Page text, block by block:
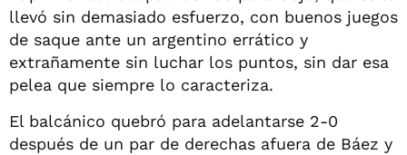
llevó sin demasiado esfuerzo, con buenos juegos
de saque ante un argentino errático y
extrañamente sin luchar los puntos, sin dar esa
pelea que siempre lo caracteriza.
El balcánico quebró para adelantarse 2-0
después de un par de derechas afuera de Báez y